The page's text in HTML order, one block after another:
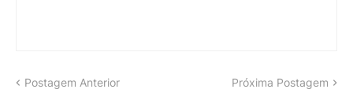
Postagem Anterior Próxima Postagem